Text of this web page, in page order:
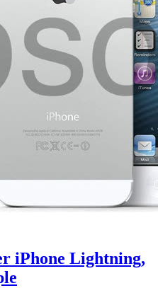
iPhone Lightning,